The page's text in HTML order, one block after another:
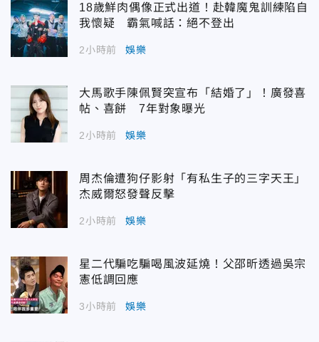
18歲鮮肉偶像正式出道！赴韓魔鬼訓練陷自
我懷疑 霸氣喊話：絕不登出
2小時前 娛樂
大馬歌手陳佩賢突宣布「結婚了」！廣發喜
帖、喜餅 7年對象曝光
2小時前 娛樂
周杰倫遭狗仔影射「有私生子的三字天王」
杰威爾怒發聲反擊
2小時前 娛樂
星二代騙吃騙喝風波延燒！父邵昕透過吳宗
憲低調回應
3小時前 娛樂